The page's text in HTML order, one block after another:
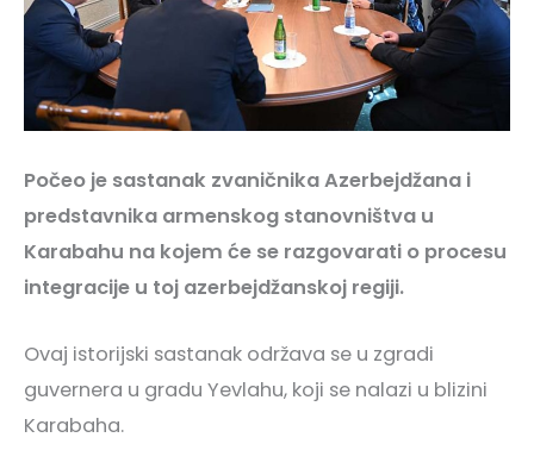
Počeo je sastanak zvaničnika Azerbejdžana i
predstavnika armenskog stanovništva u
Karabahu na kojem će se razgovarati o procesu
integracije u toj azerbejdžanskoj regiji.
Ovaj istorijski sastanak održava se u zgradi
guvernera u gradu Yevlahu, koji se nalazi u blizini
Karabaha.